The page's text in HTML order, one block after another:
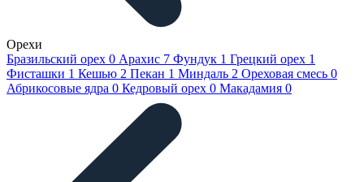
Орехи
Бразильский орех 0 Арахис 7 Фундук 1 Грецкий орех 1
Фисташки 1 Кешью 2 Пекан 1 Миндаль 2 Ореховая смесь 0
Абрикосовые ядра 0 Кедровый орех 0 Макадамия 0